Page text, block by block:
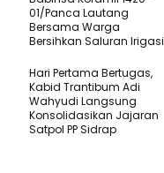
01/Panca Lautang
Bersama Warga
Bersihkan Saluran Irigasi
Hari Pertama Bertugas,
Kabid Trantibum Adi
Wahyudi Langsung
Konsolidasikan Jajaran
Satpol PP Sidrap